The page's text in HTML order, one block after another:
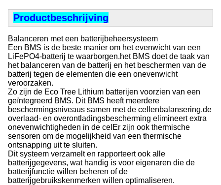
Productbeschrijving
Balanceren met een batterijbeheersysteem
Een BMS is de beste manier om het evenwicht van een
LiFePO4-batterij te waarborgen.het BMS doet de taak van
het balanceren van de batterij en het beschermen van de
batterij tegen de elementen die een onevenwicht
veroorzaken.
Zo zijn de Eco Tree Lithium batterijen voorzien van een
geïntegreerd BMS. Dit BMS heeft meerdere
beschermingsniveaus samen met de cellenbalansering.de
overlaad- en overontladingsbescherming elimineert extra
onevenwichtigheden in de celEr zijn ook thermische
sensoren om de mogelijkheid van een thermische
ontsnapping uit te sluiten.
Dit systeem verzamelt en rapporteert ook alle
batterijgegevens, wat handig is voor eigenaren die de
batterijfunctie willen beheren of de
batterijgebruikskenmerken willen optimaliseren.